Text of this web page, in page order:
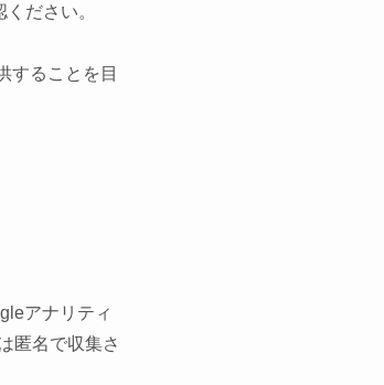
ださい。
することを目
アナリティ
匿名で収集さ